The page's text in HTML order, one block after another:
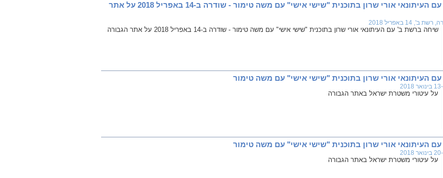
שיחה ברשת ב' עם העיתונאי אורי שרון בתוכנית "שישי אישי" עם משה טימור - שודרה ב-14 באפריל 2018 על אתר
14 באפריל 2018
שיחה ברשת ב' עם העיתונאי אורי שרון בתוכנית "שישי אישי" עם משה טימור - שודרה ב-14 באפריל 2018 על אתר הגבורה
העיתונאי אורי שרון בתוכנית "שישי אישי" עם משה טימור
על עיטורי משטרת ישראל באתר הגבורה
העיתונאי אורי שרון בתוכנית "שישי אישי" עם משה טימור
על עיטורי משטרת ישראל באתר הגבורה